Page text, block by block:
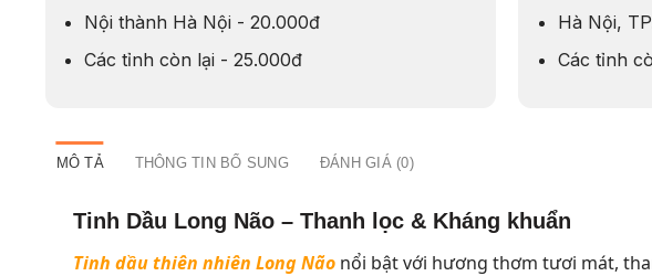
Nội thành Hà Nội - 20.000đ
Các tỉnh còn lại - 25.000đ
Hà Nội,
Các tỉnh
MÔ TẢ THÔNG TIN BỔ SUNG ĐÁNH GIÁ (0)
Tinh Dầu Long Não – Thanh lọc & Kháng khuẩn
Tinh dầu thiên nhiên Long Nãonổi bật với hương thơm tươi mát,